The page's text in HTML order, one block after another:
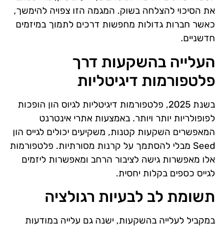
את הסיכוי להצלחה בשוק. המגמה הזו צפויה להימשך,
כאשר חברות גדולות מחפשות דרכים לתמוך במיזמים
חדשניים.
העלייה בהשקעות דרך
פלטפורמות דיגיטליות
בשנת 2025, פלטפורמות דיגיטליות לגיוס הון הופכות
לפופולריות יותר ויותר. באמצעות אתרי אינטרנט
המאפשרים השקעות קטנות, משקיעים יכולים לגייס הון
Seed מבלי להסתמך על קרנות מסורתיות. פלטפורמות
אלו מאפשרות גישה לציבור הרחב ומאפשרות ליזמים
לגייס כספים בקלות יחסית.
תשומת לב לבעיות רגולציה
במקביל לעלייה בהשקעות, ישנה גם עלייה במודעות